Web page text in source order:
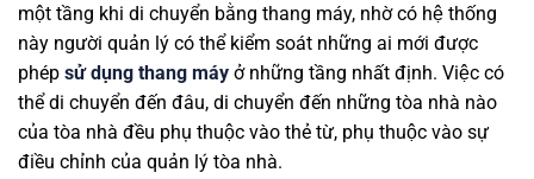
một tầng khi di chuyển bằng thang máy, nhờ có hệ thống
này người quản lý có thể kiểm soát những ai mới được
phép sử dụng thang máy ở những tầng nhất định. Việc có
thể di chuyển đến đâu, di chuyển đến những tòa nhà nào
của tòa nhà đều phụ thuộc vào thẻ từ, phụ thuộc vào sự
điều chỉnh của quản lý tòa nhà.